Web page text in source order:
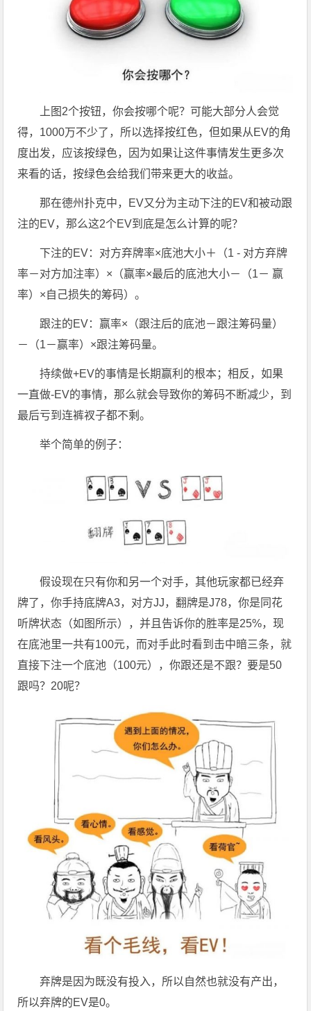
上图2个按钮，你会按哪个呢？可能大部分人会觉
得，1000万不少了，所以选择按红色，但如果从EV的角
度出发，应该按绿色，因为如果让这件事情发生更多次
来看的话，按绿色会给我们带来更大的收益。
那在德州扑克中，EV又分为主动下注的EV和被动跟
注的EV，那么这2个EV到底是怎么计算的呢？
下注的EV：对方弃牌率×底池大小＋（1 - 对方弃牌
率－对方加注率）×（赢率×最后的底池大小－（1－ 赢
率）×自己损失的筹码）。
跟注的EV：赢率×（跟注后的底池－跟注筹码量）
－（1－赢率）×跟注筹码量。
持续做+EV的事情是长期赢利的根本；相反，如果
一直做-EV的事情，那么就会导致你的筹码不断减少，到
最后亏到连裤衩子都不剩。
举个简单的例子：
假设现在只有你和另一个对手，其他玩家都已经弃
牌了，你手持底牌A3，对方JJ，翻牌是J78，你是同花
听牌状态（如图所示），并且告诉你的胜率是25%，现
在底池里一共有100元，而对手此时看到击中暗三条，就
直接下注一个底池（100元），你跟还是不跟？要是50
跟吗？20呢？
弃牌是因为既没有投入，所以自然也就没有产出，
所以弃牌的EV是0。